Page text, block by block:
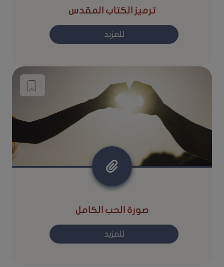
ترميز الكتاب المقدس
للمزيد
صورة الحب الكامل
للمزيد